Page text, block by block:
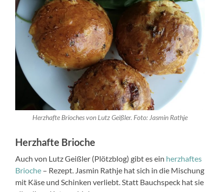
Herzhafte Brioches von Lutz Geißler. Foto: Jasmin Rathje
Herzhafte Brioche
Auch von Lutz Geißler (Plötzblog) gibt es ein herzhaftes
Brioche – Rezept. Jasmin Rathje hat sich in die Mischung
mit Käse und Schinken verliebt. Statt Bauchspeck hat sie